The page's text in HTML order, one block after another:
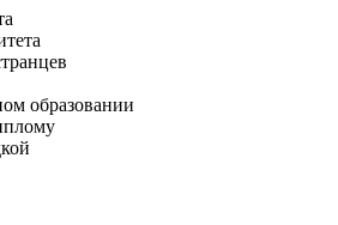
образовании